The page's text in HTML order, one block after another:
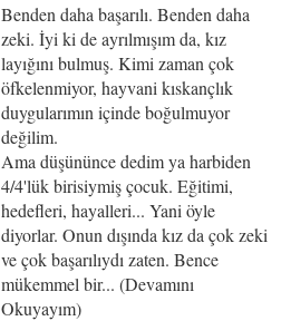
Benden daha başarılı. Benden daha
zeki. İyi ki de ayrılmışım da, kız
layığını bulmuş. Kimi zaman çok
öfkelenmiyor, hayvani kıskançlık
duygularımın içinde boğulmuyor
değilim.
Ama düşününce dedim ya harbiden
4/4'lük birisiymiş çocuk. Eğitimi,
hedefleri, hayalleri... Yani öyle
diyorlar. Onun dışında kız da çok zeki
ve çok başarılıydı zaten. Bence
mükemmel bir... (Devamını
Okuyayım)